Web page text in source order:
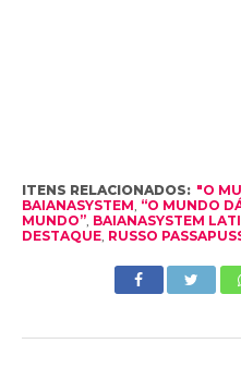
ITENS RELACIONADOS: "O
BAIANASYSTEM “O MUNDO
MUNDO”, BAIANASYSTEM
DESTAQUE, RUSSO